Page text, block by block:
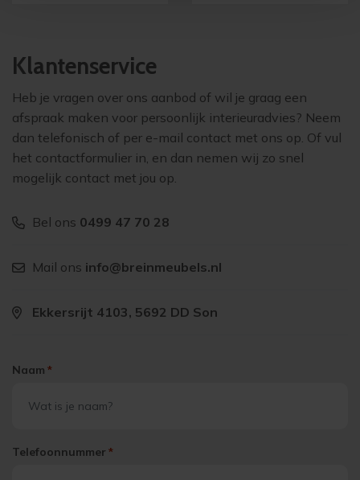
Klantenservice
Heb je vragen over ons aanbod of wil je graag een
afspraak maken voor persoonlijk interieuradvies? Neem
dan telefonisch of per e-mail contact met ons op. Of vul
het contactformulier in, en dan nemen wij zo snel
mogelijk contact met jou op.
Bel ons 0499 47 70 28
Mail ons info@breinmeubels.nl
Ekkersrijt 4103, 5692 DD Son
Naam *
Telefoonnummer *